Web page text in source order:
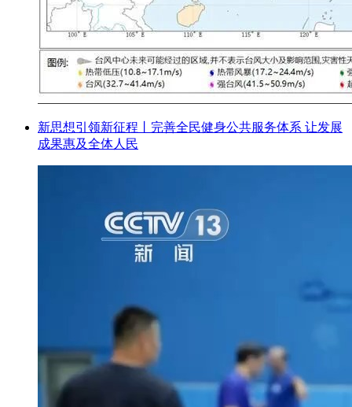
新思想引领新征程丨完善全民健身公共服务体系 让发展
成果惠及全体人民